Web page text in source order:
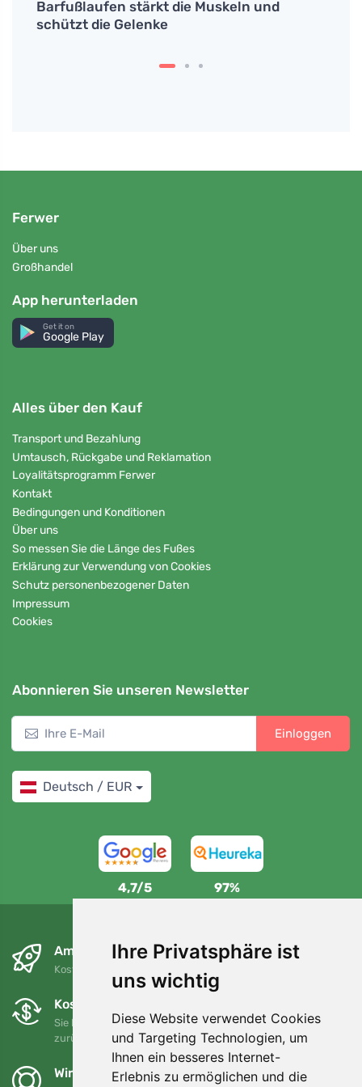
Ihre Privatsphäre ist
uns wichtig
Diese Website verwendet Cookies
und Targeting Technologien, um
Ihnen ein besseres Internet-
Erlebnis zu ermöglichen und die
Barfußlaufen stärkt die Muskeln und
schützt die Gelenke
Ferwer
Über uns
Großhandel
App herunterladen
Get it on
Google Play
Alles über den Kauf
Transport und Bezahlung
Umtausch, Rückgabe und Reklamation
Loyalitätsprogramm Ferwer
Kontakt
Bedingungen und Konditionen
Über uns
So messen Sie die Länge des Fußes
Erklärung zur Verwendung von Cookies
Schutz personenbezogener Daten
Impressum
Cookies
Abonnieren Sie unseren Newsletter
Einloggen
Deutsch / EUR
4,7/5 97%
Am nächsten Tag und kostenlos
Kostenloser Versand für Bestellungen über 80 EUR
Kostenloser Umtausch und Rückgabe
Sie können Ihre Bestellung jederzeit innerhalb von 90 Tagen
zurückgeben oder umtauschen.
Wir unterstützen Trees.org